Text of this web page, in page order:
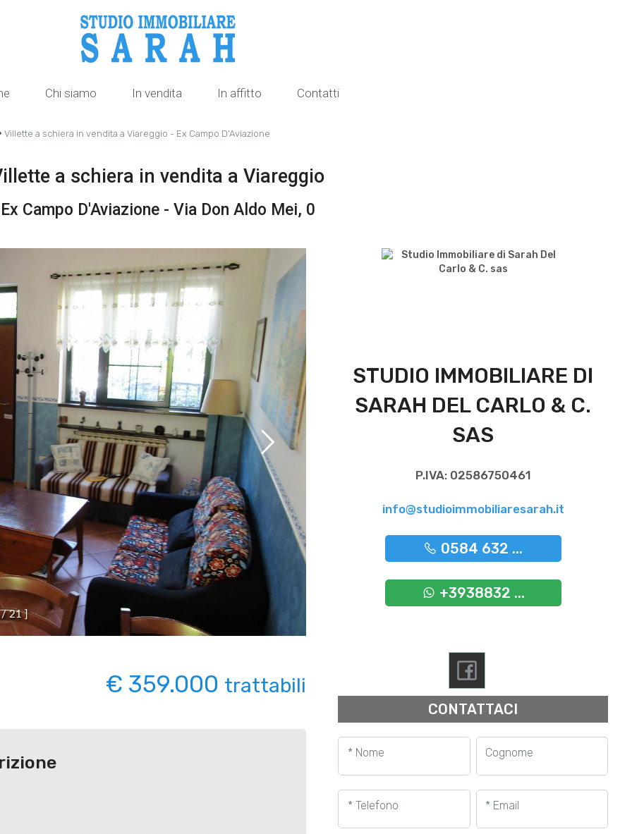
Chi siamo In vendita In affitto Contatti
Villette a schiera in vendita a Viareggio - Ex Campo D'Aviazione
a schiera in vendita a Viareggio
Ex Campo D'Aviazione - Via Don Aldo Mei, 0
/ 21 ]
€ 359.000 trattabili
STUDIO IMMOBILIARE DI
SARAH DEL CARLO & C.
SAS
P.IVA: 02586750461
info@studioimmobiliaresarah.it
0584 632 ...
+3938832 ...
CONTATTACI
* Nome Cognome
* Telefono * Email